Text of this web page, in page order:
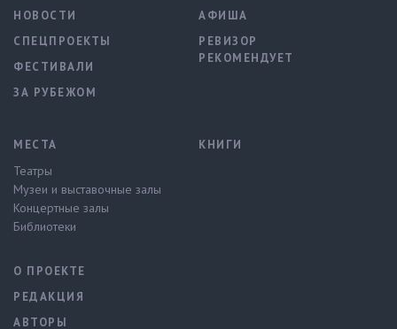
НОВОСТИ
СПЕЦПРОЕКТЫ
ФЕСТИВАЛИ
ЗА РУБЕЖОМ
АФИША
РЕВИЗОР
РЕКОМЕНДУЕТ
МЕСТА
Театры
Музеи и выставочные залы
Концертные залы
Библиотеки
КНИГИ
О ПРОЕКТЕ
РЕДАКЦИЯ
АВТОРЫ